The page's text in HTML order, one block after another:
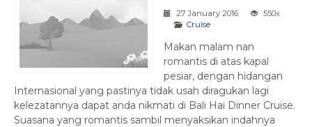
27 January 2016
550x
Cruise
Makan malam nan
romantis di atas kapal
pesiar, dengan hidangan
Internasional yang pastinya tidak usah diragukan lagi
kelezatannya dapat anda nikmati di Bali Hai Dinner Cruise.
Suasana yang romantis sambil menyaksikan indahnya